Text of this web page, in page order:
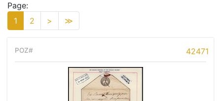
Page:
1
2 > ≫
42471